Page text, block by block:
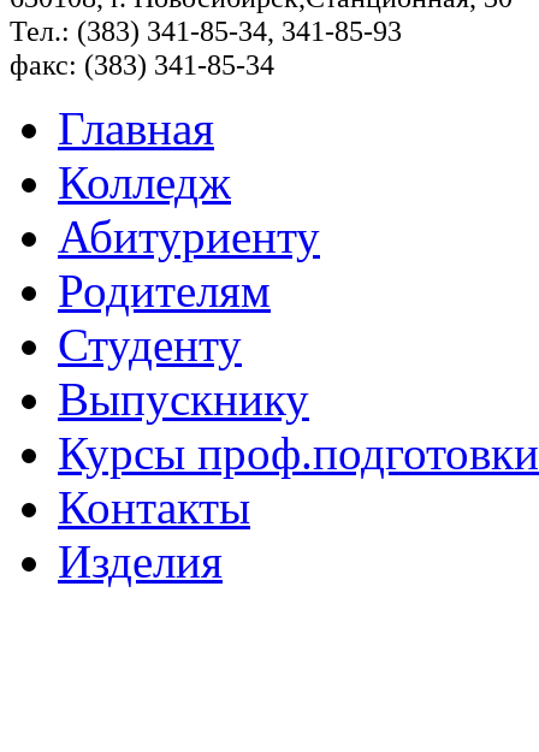
Тел.: (383) 341-85-34, 341-85-93
факс: (383) 341-85-34
Главная
Колледж
Абитуриенту
Родителям
Студенту
Выпускнику
Курсы проф.подготовки
Контакты
Изделия